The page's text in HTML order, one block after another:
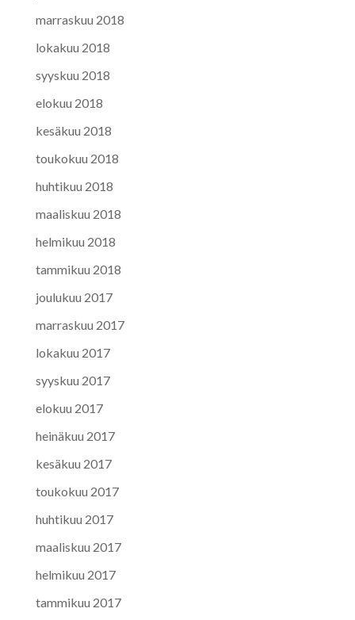
marraskuu 2018
lokakuu 2018
syyskuu 2018
elokuu 2018
kesäkuu 2018
toukokuu 2018
huhtikuu 2018
maaliskuu 2018
helmikuu 2018
tammikuu 2018
joulukuu 2017
marraskuu 2017
lokakuu 2017
syyskuu 2017
elokuu 2017
heinäkuu 2017
kesäkuu 2017
toukokuu 2017
huhtikuu 2017
maaliskuu 2017
helmikuu 2017
tammikuu 2017